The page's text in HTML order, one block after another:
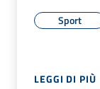
Sport
LEGGI DI PIÙ